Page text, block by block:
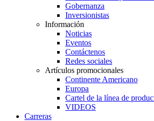
Gobernanza
Inversionistas
Información
Noticias
Eventos
Contáctenos
Redes sociales
Artículos promocionales
Continente Americano
Europa
Cartel de la línea de
VIDEOS
Carreras